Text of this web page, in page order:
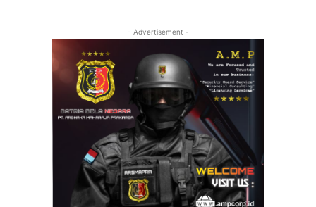
- Advertisement -